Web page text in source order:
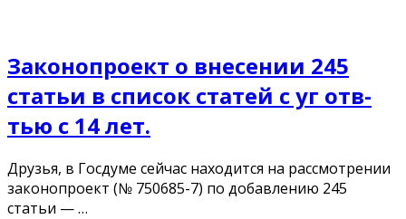
Законопроект о внесении 245
статьи в список статей с уг отв-
тью с 14 лет.
Друзья, в Госдуме сейчас находится на рассмотрении
законопроект (№ 750685-7) по добавлению 245
статьи — …